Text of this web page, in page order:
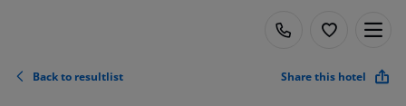
Back to resultlist Share this hotel